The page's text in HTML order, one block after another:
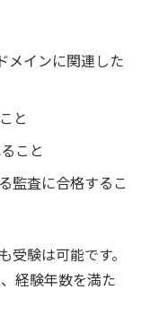
メインに関連した
と
こと
監査に合格するこ
験は可能です。
経験年数を満た